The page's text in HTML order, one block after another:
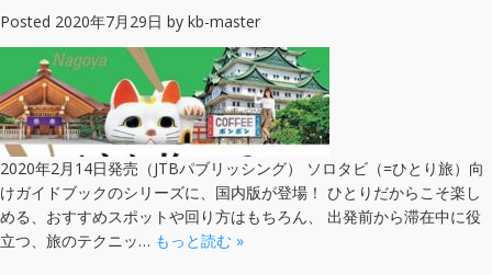
Posted 2020年7月29日 by kb-master
2020年2月14日発売（JTBパブリッシング） ソロタビ（=ひとり旅）向
けガイドブックのシリーズに、国内版が登場！ ひとりだからこそ楽し
める、おすすめスポットや回り方はもちろん、 出発前から滞在中に役
立つ、旅のテクニッ… もっと読む »